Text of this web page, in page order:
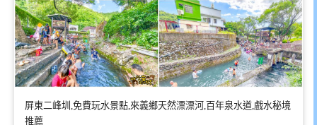
屏東二峰圳,免費玩水景點,來義鄉天然漂漂河,百年泉水道,戲水秘境
推薦